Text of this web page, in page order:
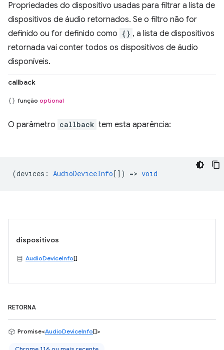
Propriedades do dispositivo usadas para filtrar a lista de
dispositivos de áudio retornados. Se o filtro não for
definido ou for definido como {} , a lista de dispositivos
retornada vai conter todos os dispositivos de áudio
disponíveis.
callback
função optional
O parâmetro callback tem esta aparência:
(devices : AudioDeviceInfo[]) => void
dispositivos
AudioDeviceInfo[]
RETORNA
Promise<AudioDeviceInfo[]>